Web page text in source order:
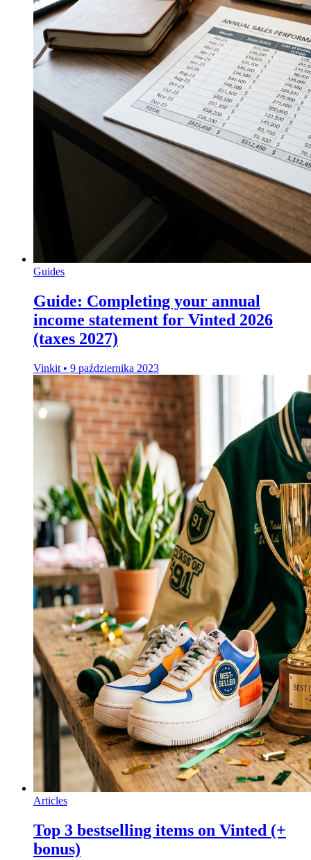
Guides
Guide: Completing your annual
income statement for Vinted 2026
(taxes 2027)
Vinkit • 9 października 2023
Articles
Top 3 bestselling items on Vinted (+
bonus)